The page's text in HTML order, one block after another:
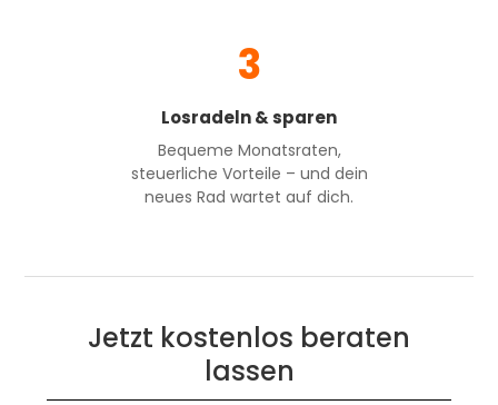
3
Losradeln & sparen
Bequeme Monatsraten,
steuerliche Vorteile – und dein
neues Rad wartet auf dich.
Jetzt kostenlos beraten
lassen